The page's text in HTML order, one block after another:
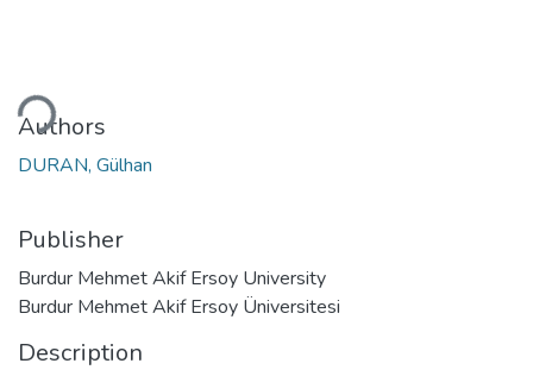
Authors
DURAN, Gülhan
Publisher
Burdur Mehmet Akif Ersoy University
Burdur Mehmet Akif Ersoy Üniversitesi
Description